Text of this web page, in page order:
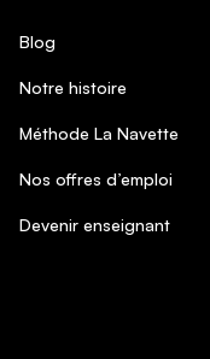
Blog
Notre histoire
Méthode La Navette
Nos offres d’emploi
Devenir enseignant